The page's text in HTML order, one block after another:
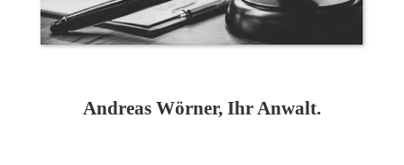
Andreas Wörner, Ihr Anwalt.